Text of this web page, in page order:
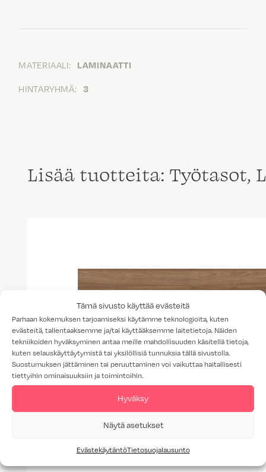
Tämä sivusto käyttää evästeitä
Parhaan kokemuksen tarjoamiseksi käytämme teknologioita, kuten
evästeitä, tallentaaksemme ja/tai käyttääksemme laitetietoja. Näiden
tekniikoiden hyväksyminen antaa meille mahdollisuuden käsitellä tietoja,
kuten selauskäyttäytymistä tai yksilöllisiä tunnuksia tällä sivustolla.
Suostumuksen jättäminen tai peruuttaminen voi vaikuttaa haitallisesti
tiettyihin ominaisuuksiin ja toimintoihin.
Hyväksy
Näytä asetukset
EvästekäytäntöTietosuojalausunto
MATERIAALI: LAMINAATTI
HINTARYHMÄ: 3
Lisää tuotteita: Työtasot,